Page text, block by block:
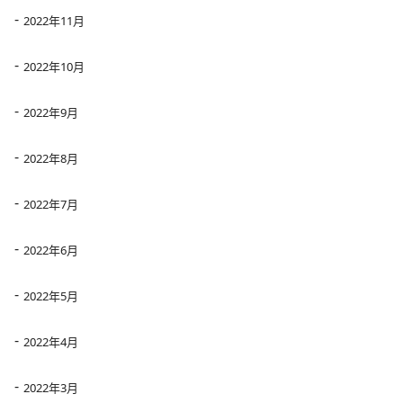
2022年11月
2022年10月
2022年9月
2022年8月
2022年7月
2022年6月
2022年5月
2022年4月
2022年3月